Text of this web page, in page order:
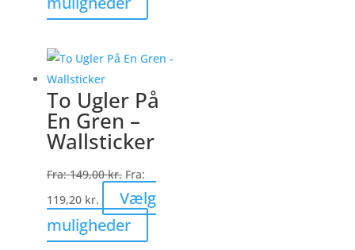
vare
flere
Mulighederne
vælges
varesiden
To Ugler På
En Gren –
Wallsticker
Fra:149,00kr. Fra:
119,20 kr.
Vælg
muligheder
vare